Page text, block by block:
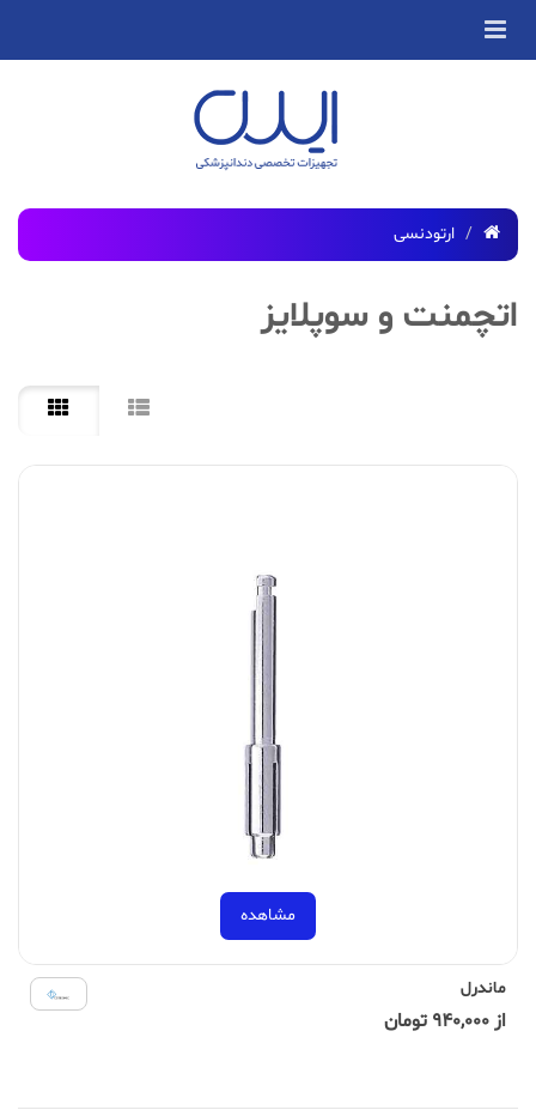
ارتودنسی
اتچمنت و سوپلایز
مشاهده
ماندرل
از 940,000 تومان